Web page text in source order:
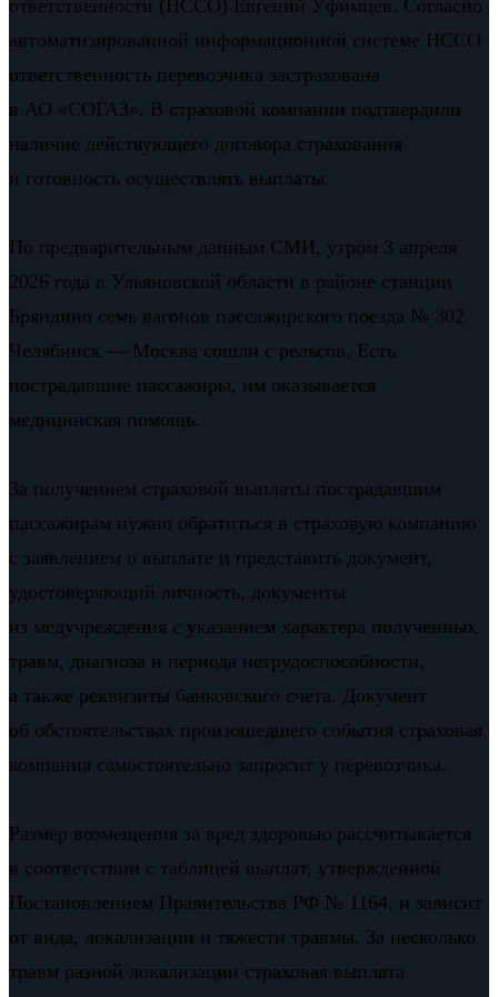
ответственности (НССО) Евгений Уфимцев. Согласно
автоматизированной информационной системе НССО
ответственность перевозчика застрахована
в АО «СОГАЗ». В страховой компании подтвердили
наличие действующего договора страхования
и готовность осуществлять выплаты.
По предварительным данным СМИ, утром 3 апреля
2026 года в Ульяновской области в районе станции
Бряндино семь вагонов пассажирского поезда № 302
Челябинск — Москва сошли с рельсов. Есть
пострадавшие пассажиры, им оказывается
медицинская помощь.
За получением страховой выплаты пострадавшим
пассажирам нужно обратиться в страховую компанию
с заявлением о выплате и представить документ,
удостоверяющий личность, документы
из медучреждения с указанием характера полученных
травм, диагноза и периода нетрудоспособности,
а также реквизиты банковского счета. Документ
об обстоятельствах произошедшего события страховая
компания самостоятельно запросит у перевозчика.
Размер возмещения за вред здоровью рассчитывается
в соответствии с таблицей выплат, утвержденной
Постановлением Правительства РФ № 1164, и зависит
от вида, локализации и тяжести травмы. За несколько
травм разной локализации страховая выплата